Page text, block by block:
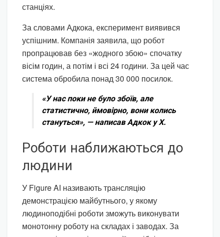
станціях.
За словами Адкока, експеримент виявився
успішним. Компанія заявила, що робот
пропрацював без «жодного збою» спочатку
вісім годин, а потім і всі 24 години. За цей час
система обробила понад 30 000 посилок.
«У нас поки не було збоїв, але
статистично, ймовірно, вони колись
стануться», — написав Адкок у X.
Роботи наближаються до
людини
У Figure AI називають трансляцію
демонстрацією майбутнього, у якому
людиноподібні роботи зможуть виконувати
монотонну роботу на складах і заводах. За